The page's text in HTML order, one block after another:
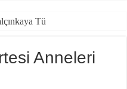
Türkiye’de Tu
Anneleri